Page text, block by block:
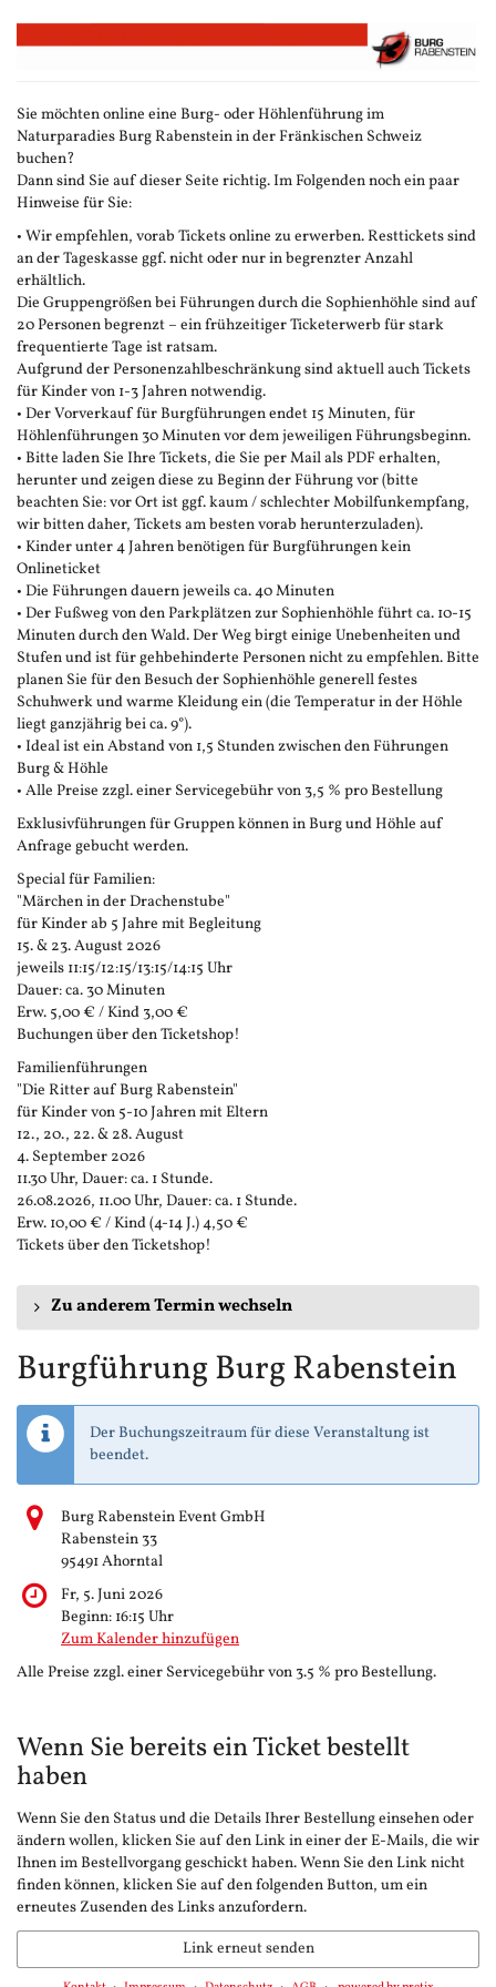
Zum
Haupt-
Sie möchten online eine Burg- oder Höhlenführung im
Naturparadies Burg Rabenstein in der Fränkischen Schweiz
buchen?
Dann sind Sie auf dieser Seite richtig. Im Folgenden noch ein paar
Hinweise für Sie:
• Wir empfehlen, vorab Tickets online zu erwerben. Resttickets sind
an der Tageskasse ggf. nicht oder nur in begrenzter Anzahl
erhältlich.
Die Gruppengrößen bei Führungen durch die Sophienhöhle sind auf
20 Personen begrenzt – ein frühzeitiger Ticketerwerb für stark
frequentierte Tage ist ratsam.
Aufgrund der Personenzahlbeschränkung sind aktuell auch Tickets
für Kinder von 1-3 Jahren notwendig.
• Der Vorverkauf für Burgführungen endet 15 Minuten, für
Höhlenführungen 30 Minuten vor dem jeweiligen Führungsbeginn.
• Bitte laden Sie Ihre Tickets, die Sie per Mail als PDF erhalten,
herunter und zeigen diese zu Beginn der Führung vor (bitte
beachten Sie: vor Ort ist ggf. kaum / schlechter Mobilfunkempfang,
wir bitten daher, Tickets am besten vorab herunterzuladen).
• Kinder unter 4 Jahren benötigen für Burgführungen kein
Onlineticket
• Die Führungen dauern jeweils ca. 40 Minuten
• Der Fußweg von den Parkplätzen zur Sophienhöhle führt ca. 10-15
Minuten durch den Wald. Der Weg birgt einige Unebenheiten und
Stufen und ist für gehbehinderte Personen nicht zu empfehlen. Bitte
planen Sie für den Besuch der Sophienhöhle generell festes
Schuhwerk und warme Kleidung ein (die Temperatur in der Höhle
liegt ganzjährig bei ca. 9°).
• Ideal ist ein Abstand von 1,5 Stunden zwischen den Führungen
Burg & Höhle
• Alle Preise zzgl. einer Servicegebühr von 3,5 % pro Bestellung
Exklusivführungen für Gruppen können in Burg und Höhle auf
Anfrage gebucht werden.
Special für Familien:
"Märchen in der Drachenstube"
für Kinder ab 5 Jahre mit Begleitung
15. & 23. August 2026
jeweils 11:15/12:15/13:15/14:15 Uhr
Dauer: ca. 30 Minuten
Erw. 5,00 € / Kind 3,00 €
Buchungen über den Ticketshop!
Familienführungen
"Die Ritter auf Burg Rabenstein"
für Kinder von 5-10 Jahren mit Eltern
12., 20., 22. & 28. August
4. September 2026
11.30 Uhr, Dauer: ca. 1 Stunde.
26.08.2026, 11.00 Uhr, Dauer: ca. 1 Stunde.
Erw. 10,00 € / Kind (4-14 J.) 4,50 €
Tickets über den Ticketshop!
Zu anderem Termin wechseln
Burgführung Burg Rabenstein
Der Buchungszeitraum für diese Veranstaltung ist
beendet.
Burg Rabenstein Event GmbH
Rabenstein 33
95491 Ahorntal
Fr, 5. Juni 2026
Beginn: 16:15 Uhr
Zum Kalender hinzufügen
Alle Preise zzgl. einer Servicegebühr von 3.5 % pro Bestellung.
Wenn Sie bereits ein Ticket bestellt
haben
Wenn Sie den Status und die Details Ihrer Bestellung einsehen oder
ändern wollen, klicken Sie auf den Link in einer der E-Mails, die wir
Ihnen im Bestellvorgang geschickt haben. Wenn Sie den Link nicht
finden können, klicken Sie auf den folgenden Button, um ein
erneutes Zusenden des Links anzufordern.
Link erneut senden